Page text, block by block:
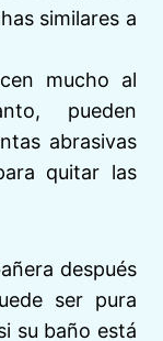
similares a
mucho al
pueden
abrasivas
quitar las
después
ser pura
su baño está